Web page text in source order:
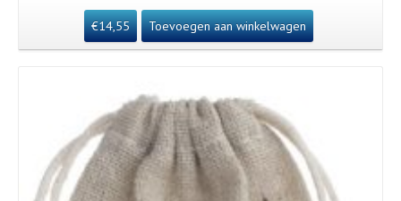
€14,55 Toevoegen aan winkelwagen